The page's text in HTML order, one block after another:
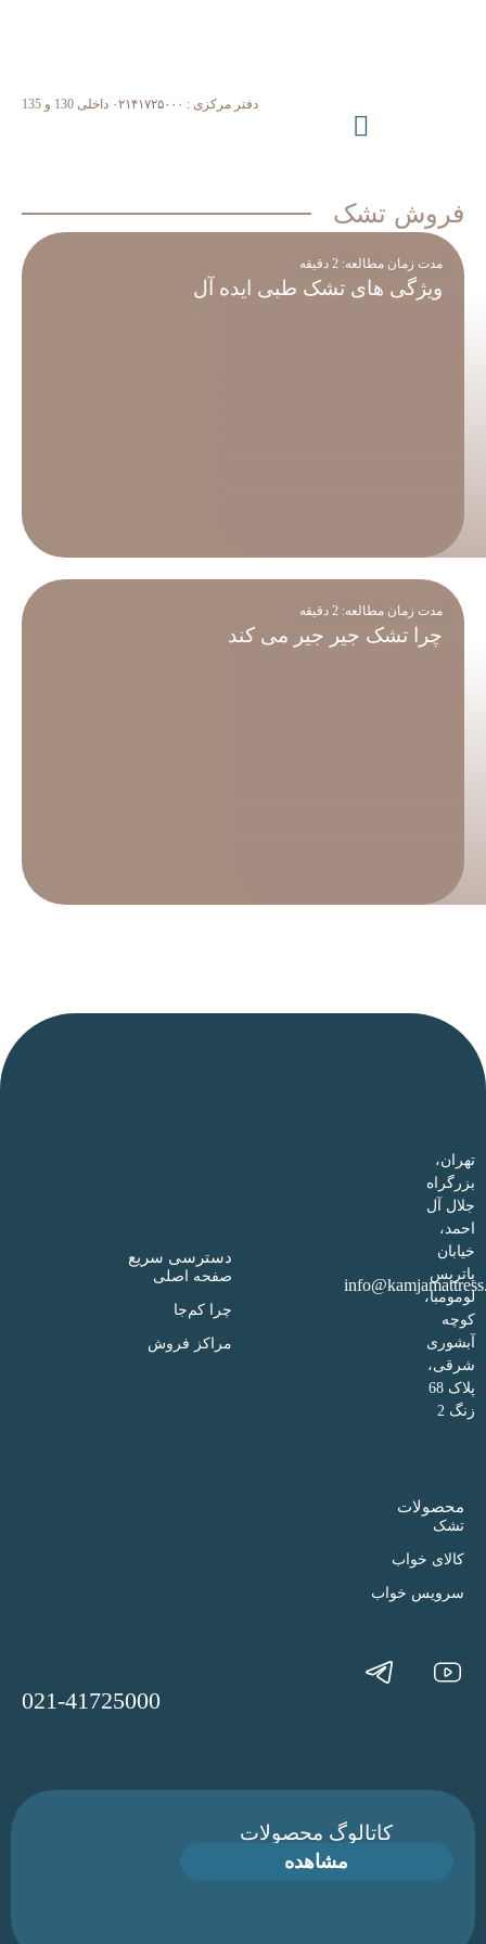
دفتر مرکزی : ۰۲۱۴۱۷۲۵۰۰۰ داخلی 130 و 135
فروش تشک
مدت زمان مطالعه: 2 دقیقه
ویژگی های تشک طبی ایده آل
مدت زمان مطالعه: 2 دقیقه
چرا تشک جیر جیر می کند
تهران،
بزرگراه
جلال آل
احمد،
خیابان
پاتریس
لومومبا،
کوچه
آبشوری
شرقی،
پلاک 68
زنگ 2
دسترسی سریع
صفحه اصلی
چرا کم‌جا
مراکز فروش
محصولات
تشک
کالای خواب
سرویس خواب
کاتالوگ محصولات
مشاهده
021-41725000